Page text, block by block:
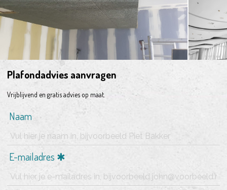
Plafondadvies aanvragen
Vrijblijvend en gratis advies op maat.
Naam
E-mailadres